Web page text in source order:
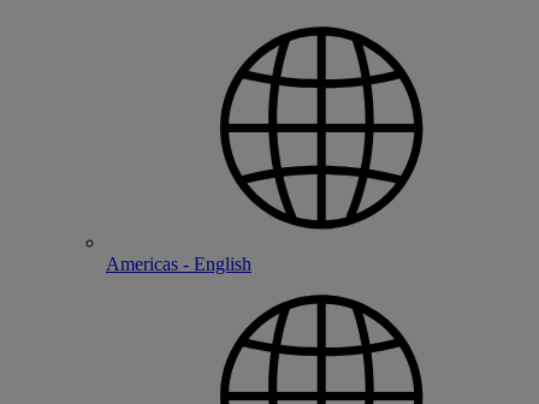
Americas - English